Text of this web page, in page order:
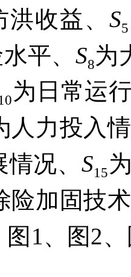
洪收益、S5
平、 S8为
为日常运
人力投入
情况、S15
险加固技
图1、图2